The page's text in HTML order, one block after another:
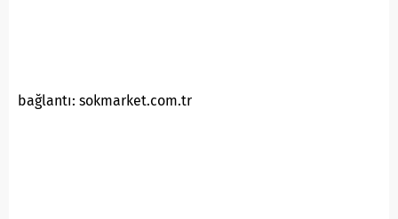
bağlantı: sokmarket.com.tr